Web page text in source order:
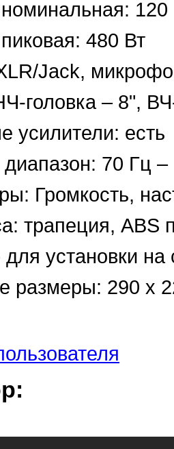
120
480 Вт
Jack,
головка – 8",
усилители: есть
70 Гц –
Громкость,
трапеция, ABS
установки на
размеры: 290 х